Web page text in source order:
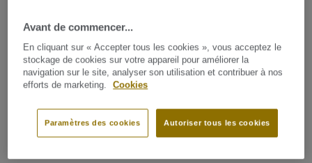
Palette créative
La nouvelle collection de vinyles hétérogènes Excellence
de Tarkett est lasolution tout-en-un pour créer des
intérieurs uniques,stimulants et harmonieux dans les
espaces très fréquentés.
Avant de commencer...
En cliquant sur « Accepter tous les cookies », vous acceptez le
stockage de cookies sur votre appareil pour améliorer la
navigation sur le site, analyser son utilisation et contribuer à nos
efforts de marketing.
Cookies
Autoriser tous les cookies
Paramètres des cookies